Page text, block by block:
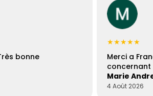
bonne
★★★★★
Merci a
concernant
Marie
4 Août 2026